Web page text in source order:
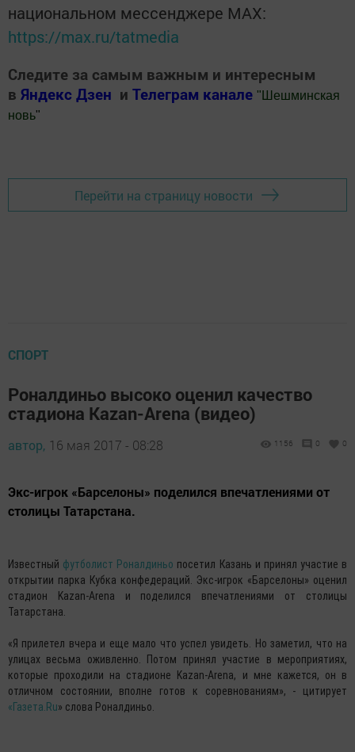
национальном мессенджере MАХ:
https://max.ru/tatmedia
Следите за самым важным и интересным
в Яндекс Дзен и Телеграм канале " Шешминская
новь"
Перейти на страницу новости
СПОРТ
Роналдиньо высоко оценил качество
стадиона Kazan-Arena (видео)
автор, 16 мая 2017 - 08:28 1156 0 0
Экс-игрок «Барселоны» поделился впечатлениями от
столицы Татарстана.
Известный футболист Роналдиньо посетил Казань и принял участие в
открытии парка Кубка конфедераций. Экс-игрок «Барселоны» оценил
стадион Kazan-Arena и поделился впечатлениями от столицы
Татарстана.
«Я прилетел вчера и еще мало что успел увидеть. Но заметил, что на
улицах весьма оживленно. Потом принял участие в мероприятиях,
которые проходили на стадионе Kazan-Arena, и мне кажется, он в
отличном состоянии, вполне готов к соревнованиям», - цитирует
«Газета.Ru» слова Роналдиньо.